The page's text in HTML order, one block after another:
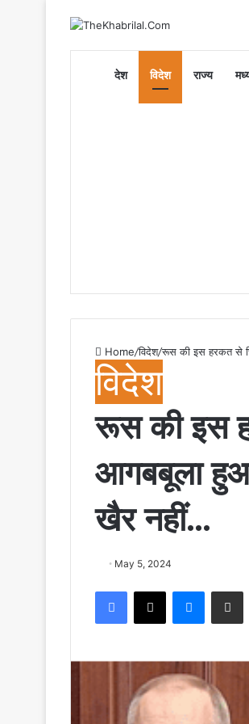
Homeदेश विदेश राज्य
Home/विदेश/रूस की इस हरकत से
विदेश
रूस की इस
आगबबूला
खैर नहीं…
May 5, 2024